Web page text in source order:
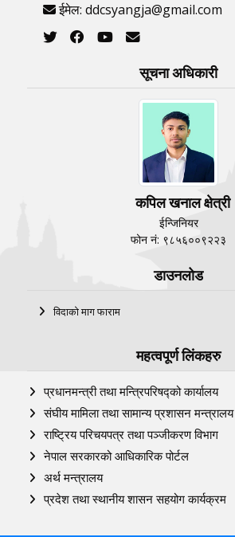
ईमेल: ddcsyangja@gmail.com
सूचना अधिकारी
कपिल खनाल क्षेत्री
ईन्जिनियर
फोन नं: ९८५६००९२२३
डाउनलोड
विदाको माग फाराम
महत्वपूर्ण लिंकहरु
प्रधानमन्त्री तथा मन्त्रिपरिषद्को कार्यालय
संघीय मामिला तथा सामान्य प्रशासन मन्त्रालय
राष्ट्रिय परिचयपत्र तथा पञ्‍जीकरण विभाग
नेपाल सरकारको आधिकारिक पोर्टल
अर्थ मन्त्रालय
प्रदेश तथा स्थानीय शासन सहयोग कार्यक्रम